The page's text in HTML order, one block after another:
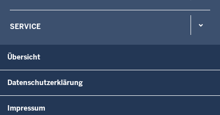
SERVICE
Übersicht
Datenschutzerklärung
Impressum